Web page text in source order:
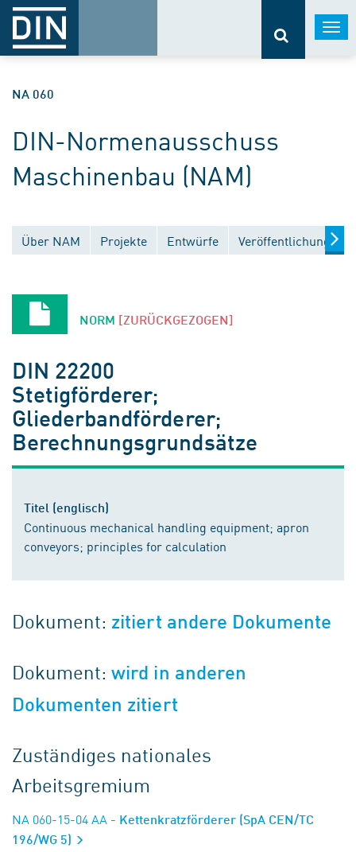
NA 060
DIN-Normenausschuss
Maschinenbau (NAM)
Über NAM Projekte Entwürfe Veröffentlichungen
NORM [ZURÜCKGEZOGEN]
DIN 22200
Stetigförderer;
Gliederbandförderer;
Berechnungsgrundsätze
Titel (englisch)
Continuous mechanical handling equipment; apron
conveyors; principles for calculation
Dokument: zitiert andere Dokumente
Dokument:wird in anderen
Dokumenten zitiert
Zuständiges nationales
Arbeitsgremium
NA 060-15-04 AA - Kettenkratzförderer (SpA CEN/TC
196/WG 5)